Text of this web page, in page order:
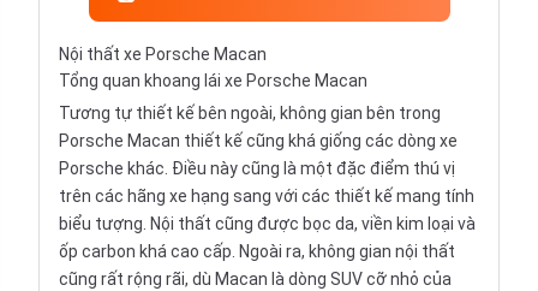
Nội thất xe Porsche Macan
Tổng quan khoang lái xe Porsche Macan
Tương tự thiết kế bên ngoài, không gian bên trong
Porsche Macan thiết kế cũng khá giống các dòng xe
Porsche khác. Điều này cũng là một đặc điểm thú vị
trên các hãng xe hạng sang với các thiết kế mang tính
biểu tượng. Nội thất cũng được bọc da, viền kim loại và
ốp carbon khá cao cấp. Ngoài ra, không gian nội thất
cũng rất rộng rãi, dù Macan là dòng SUV cỡ nhỏ của